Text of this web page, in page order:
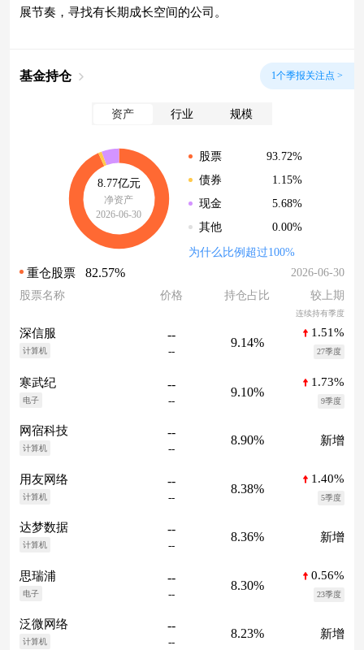
展节奏，寻找有长期成长空间的公司。
基金持仓 1个季报关注点 >
资产 行业 规模
8.77亿元
净资产
2026-06-30
股票
93.72%
债券
1.15%
现金
5.68%
其他
0.00%
为什么比例超过100%
重仓股票 82.57%
2026-06-30
股票名称
价格 持仓占比 较上期
连续持有季度
深信服
计算机
--
--
9.14%
1.51%
27季度
寒武纪
电子
--
--
9.10%
1.73%
9季度
网宿科技
计算机
--
--
8.90% 新增
用友网络
计算机
--
--
8.38%
1.40%
5季度
达梦数据
计算机
--
--
8.36% 新增
思瑞浦
电子
--
--
8.30%
0.56%
23季度
泛微网络
计算机
--
--
8.23% 新增